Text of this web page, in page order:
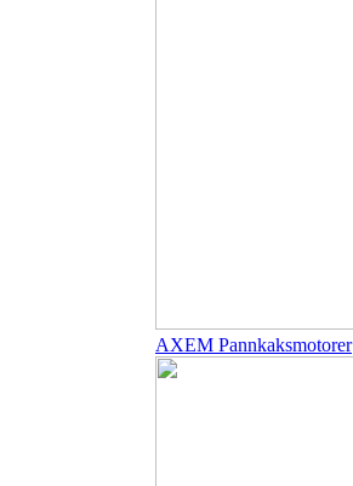
AXEM Pannkaksmotorer